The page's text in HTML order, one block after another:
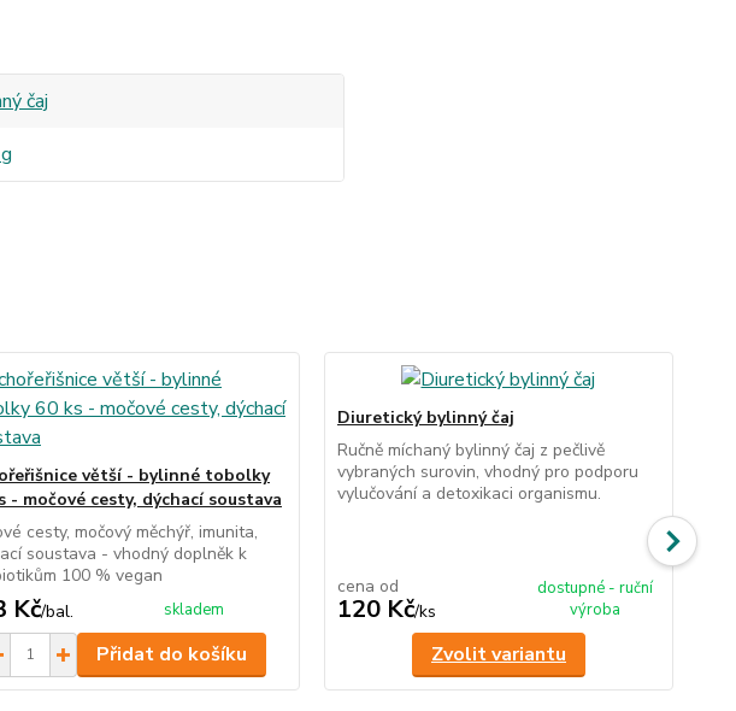
čaj
větší - bylinné tobolky
- močové cesty, dýchací soustava
cesty, močový měchýř, imunita,
soustava - vhodný doplněk k
100 % vegan
Kč/bal. skladem
Přidat do košíku
Diuretický bylinný čaj
Ručně míchaný bylinný čaj z pečlivě
vybraných surovin, vhodný pro podporu
vylučování a detoxikaci organismu.
cena od
120 Kč/ks
dostupné - ruční
výroba
Zvolit variantu